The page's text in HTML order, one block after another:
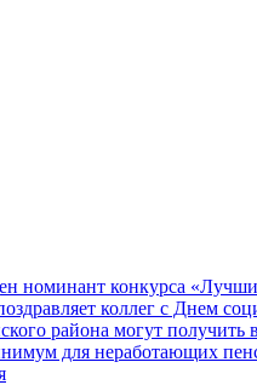
номинант конкурса
коллег с Днем
района могут получить
для неработающих